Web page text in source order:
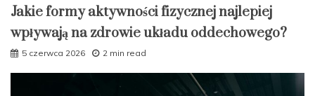
Jakie formy aktywności fizycznej najlepiej
wpływają na zdrowie układu oddechowego?
5 czerwca 2026 2 min read